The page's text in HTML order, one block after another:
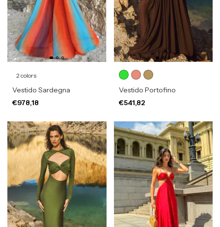
2 colors
Vestido Sardegna
€978,18
Vestido Portofino
€541,82